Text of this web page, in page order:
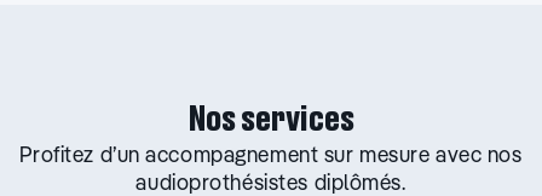
Nos services
Profitez d’un accompagnement sur mesure avec nos
audioprothésistes diplômés.